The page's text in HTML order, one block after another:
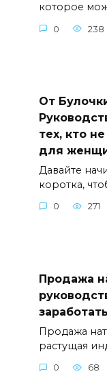
которое
0 238
От
тех, кто
для
Давайте
коротка,
0 271
Продажа
заработать
Продажа
растущая
0 68